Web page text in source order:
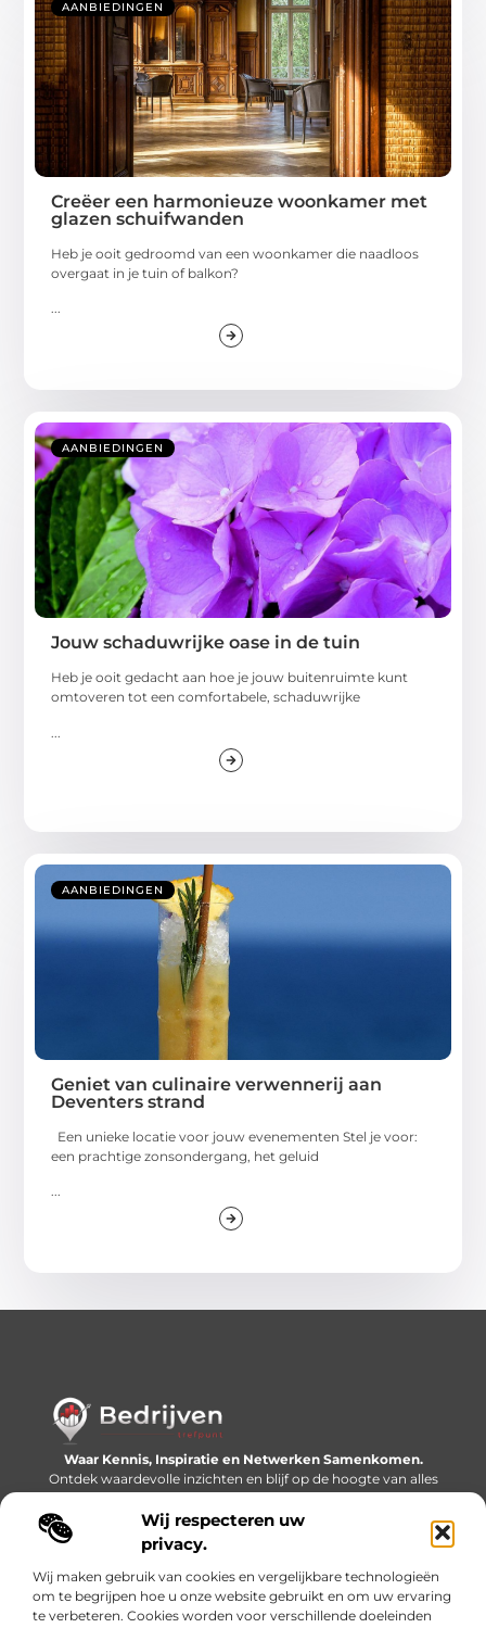
Wij respecteren uw
privacy.
Wij maken gebruik van cookies en vergelijkbare technologieën
om te begrijpen hoe u onze website gebruikt en om uw ervaring
te verbeteren. Cookies worden voor verschillende doeleinden
AANBIEDINGEN
Creëer een harmonieuze woonkamer met
glazen schuifwanden
Heb je ooit gedroomd van een woonkamer die naadloos
overgaat in je tuin of balkon?
...
AANBIEDINGEN
Jouw schaduwrijke oase in de tuin
Heb je ooit gedacht aan hoe je jouw buitenruimte kunt
omtoveren tot een comfortabele, schaduwrijke
AANBIEDINGEN
Geniet van culinaire verwennerij aan
Deventers strand
Een unieke locatie voor jouw evenementen Stel je voor:
een prachtige zonsondergang, het geluid
Waar Kennis, Inspiratie en Netwerken Samenkomen.
Ontdek waardevolle inzichten en blijf op de hoogte van alles
wat er speelt in de wereld.
Bericht categorie